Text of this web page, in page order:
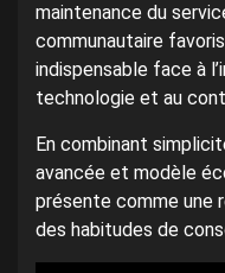
maintenance du
communautaire
indispensable face à
technologie et au
En combinant
avancée et modèle
présente comme une
des habitudes de